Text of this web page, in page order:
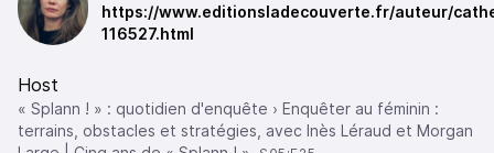
https://www.editionsladecouverte.fr/auteur/
116527.html
Host
« Splann ! » : quotidien d'enquête › Enquêter au féminin :
terrains, obstacles et stratégies, avec Inès Léraud et Morgan